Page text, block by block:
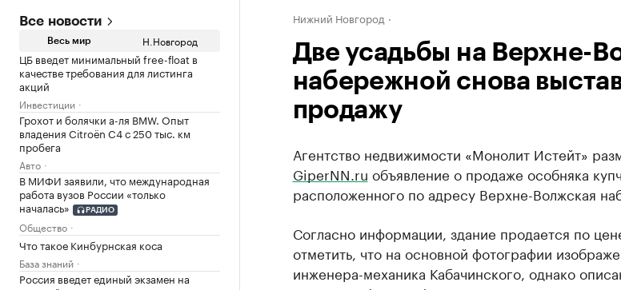
Все новости
Весь мир Н.Новгород
ЦБ введет минимальный free-float в
качестве требования для листинга
акций
Инвестиции
Грохот и болячки а-ля BMW. Опыт
владения Citroёn C4 с 250 тыс. км
пробега
Авто
В МИФИ заявили, что международная
работа вузов России «только
началась»
РАДИО
Общество
Что такое Кинбурнская коса
База знаний
Россия введет единый экзамен на
Нижний Новгород
Две усадьбы на Верхне-
набережной снова
продажу
Агентство недвижимости «Монолит Истейт»
GiperNN.ru объявление о продаже особняка
расположенного по адресу Верхне-Волжская
Согласно информации, здание продается по
отметить, что на основной фотографии
инженера-механика Кабачинского, однако